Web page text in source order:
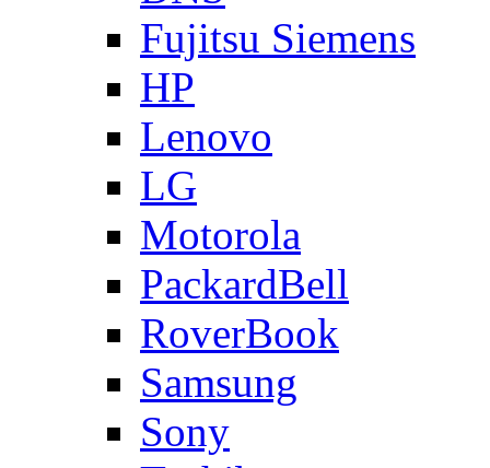
Fujitsu Siemens
HP
Lenovo
LG
Motorola
PackardBell
RoverBook
Samsung
Sony